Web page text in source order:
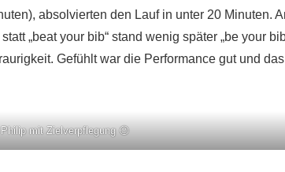
absolvierten den Lauf in unter 20 Minuten.
„beat your bib“ stand wenig später „be your
Gefühlt war die Performance gut und
mit Zielverpflegung 😉